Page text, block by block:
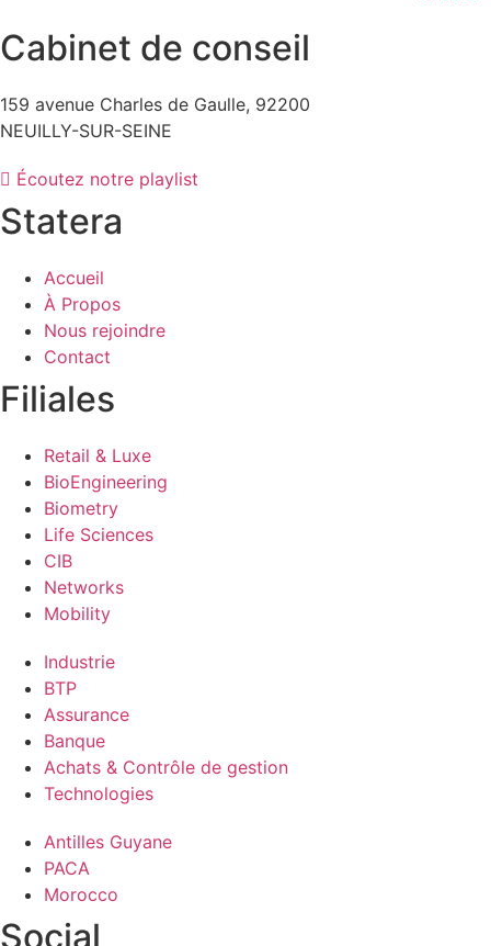
Cabinet de conseil
159 avenue Charles de Gaulle, 92200
NEUILLY-SUR-SEINE
Écoutez notre playlist
Statera
Accueil
À Propos
Nous rejoindre
Contact
Filiales
Retail & Luxe
BioEngineering
Biometry
Life Sciences
CIB
Networks
Mobility
Industrie
BTP
Assurance
Banque
Achats & Contrôle de gestion
Technologies
Antilles Guyane
PACA
Morocco
Social